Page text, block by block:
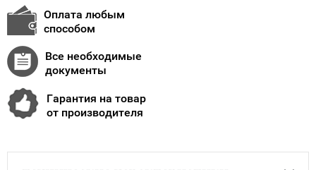
Оплата любым
способом
Все необходимые
документы
Гарантия на товар
от производителя